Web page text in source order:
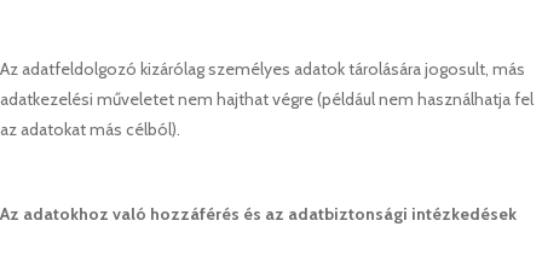
Az adatfeldolgozó kizárólag személyes adatok tárolására jogosult, más
adatkezelési műveletet nem hajthat végre (például nem használhatja fel
az adatokat más célból).
Az adatokhoz való hozzáférés és az adatbiztonsági intézkedések